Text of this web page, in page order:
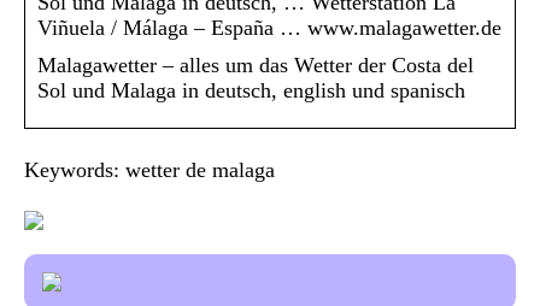
Viñuela / Málaga – España … www.malagawetter.de
Malagawetter – alles um das Wetter der Costa del
Sol und Malaga in deutsch, english und spanisch
Keywords: wetter de malaga